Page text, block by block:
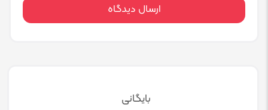
بایگانی